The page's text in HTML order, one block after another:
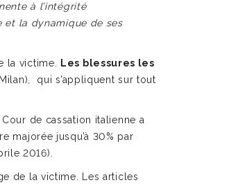
à l’intégrité
et la dynamique de ses
la victime. Les blessures les
qui s’appliquent sur tout
de cassation italienne a
majorée jusqu’à 30% par
2016).
de la victime. Les articles